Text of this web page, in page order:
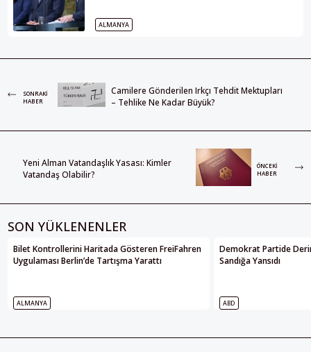
ALMANYA
SONRAKI
HABER
Camilere Gönderilen Irkçı Tehdit Mektupları
– Tehlike Ne Kadar Büyük?
Yeni Alman Vatandaşlık Yasası: Kimler
Vatandaş Olabilir?
ÖNCEKI
HABER
SON YÜKLENENLER
Bilet Kontrollerini Haritada Gösteren FreiFahren
Uygulaması Berlin’de Tartışma Yarattı
ALMANYA
Demokrat Partide
Sandığa Yansıdı
ABD